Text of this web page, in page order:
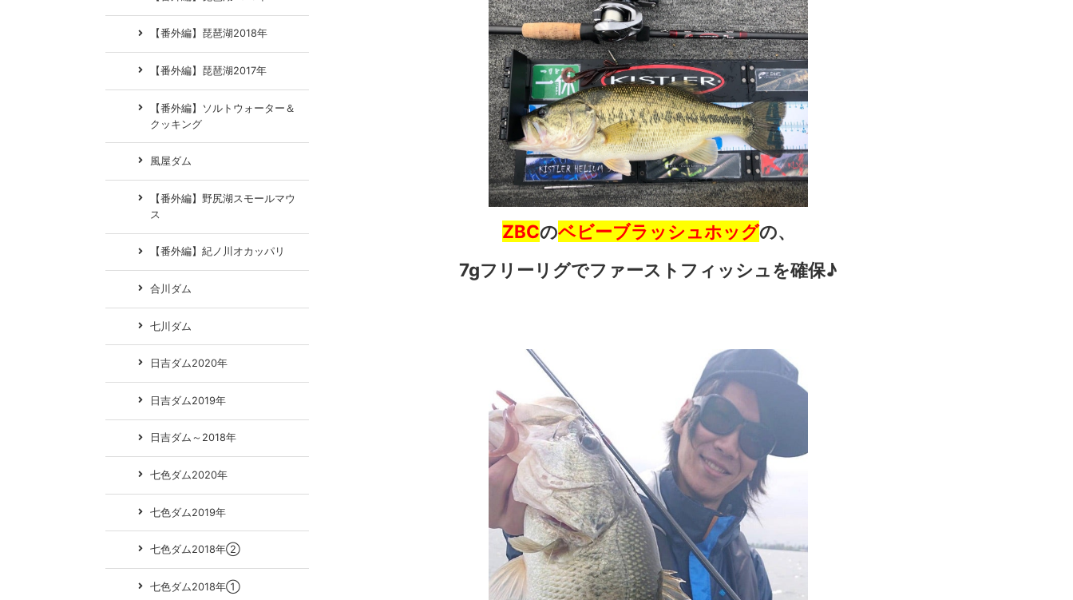
ZBCのベビーブラッシュホッグの、
7gフリーリグでファーストフィッシュを確保♪
【番外編】琵琶湖2018年
【番外編】琵琶湖2017年
【番外編】ソルトウォーター＆
クッキング
風屋ダム
【番外編】野尻湖スモールマウ
ス
【番外編】紀ノ川オカッパリ
合川ダム
七川ダム
日吉ダム2020年
日吉ダム2019年
日吉ダム～2018年
七色ダム2020年
七色ダム2019年
七色ダム2018年②
七色ダム2018年①